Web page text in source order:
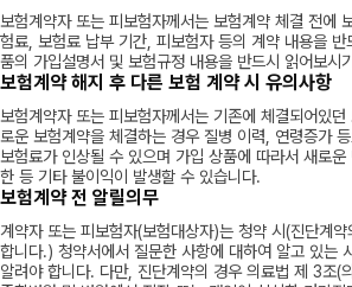
보험계약자 또는 피보험자께서는 보험계약 체결 전에
험료, 보험료 납부 기간, 피보험자 등의 계약 내용을
품의 가입설명서 및 보험규정 내용을 반드시 읽어보시
보험계약 해지 후 다른 보험 계약 시 유의사항
보험계약자 또는 피보험자께서는 기존에 체결되어있
로운 보험계약을 체결하는 경우 질병 이력, 연령증가
보험료가 인상될 수 있으며 가입 상품에 따라서 새로
한 등 기타 불이익이 발생할 수 있습니다.
보험계약 전 알릴의무
계약자 또는 피보험자(보험대상자)는 청약 시(진단계
합니다.) 청약서에서 질문한 사항에 대하여 알고 있는
알려야 합니다. 다만, 진단계약의 경우 의료법 제 3조(